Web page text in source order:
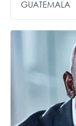
GUATEMALA